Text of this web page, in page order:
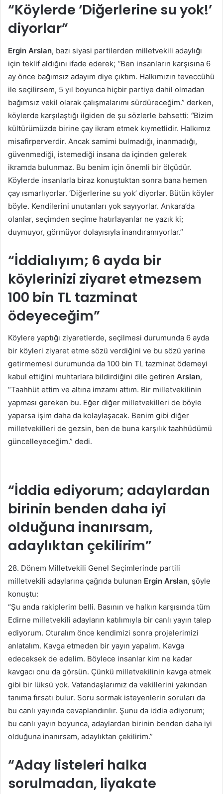
“Köylerde ‘Diğerlerine su yok!’
diyorlar”
Ergin Arslan, bazı siyasi partilerden milletvekili adaylığı
için teklif aldığını ifade ederek; “Ben insanların karşısına 6
ay önce bağımsız adayım diye çıktım. Halkımızın teveccühü
ile seçilirsem, 5 yıl boyunca hiçbir partiye dahil olmadan
bağımsız vekil olarak çalışmalarımı sürdüreceğim.” derken,
köylerde karşılaştığı ilgiden de şu sözlerle bahsetti: “Bizim
kültürümüzde birine çay ikram etmek kıymetlidir. Halkımız
misafirperverdir. Ancak samimi bulmadığı, inanmadığı,
güvenmediği, istemediği insana da içinden gelerek
ikramda bulunmaz. Bu benim için önemli bir ölçüdür.
Köylerde insanlarla biraz konuştuktan sonra bana hemen
çay ısmarlıyorlar. ‘Diğerlerine su yok’ diyorlar. Bütün köyler
böyle. Kendilerini unutanları yok sayıyorlar. Ankara’da
olanlar, seçimden seçime hatırlayanlar ne yazık ki;
duymuyor, görmüyor dolayısıyla inandıramıyorlar.”
“İddialıyım; 6 ayda bir
köylerinizi ziyaret etmezsem
100 bin TL tazminat
ödeyeceğim”
Köylere yaptığı ziyaretlerde, seçilmesi durumunda 6 ayda
bir köyleri ziyaret etme sözü verdiğini ve bu sözü yerine
getirmemesi durumunda da 100 bin TL tazminat ödemeyi
kabul ettiğini muhtarlara bildirdiğini dile getiren Arslan,
“Taahhüt ettim ve altına imzamı attım. Bir milletvekilinin
yapması gereken bu. Eğer diğer milletvekilleri de böyle
yaparsa işim daha da kolaylaşacak. Benim gibi diğer
milletvekilleri de gezsin, ben de buna karşılık taahhüdümü
güncelleyeceğim.” dedi.
“İddia ediyorum; adaylardan
birinin benden daha iyi
olduğuna inanırsam,
adaylıktan çekilirim”
28. Dönem Milletvekili Genel Seçimlerinde partili
milletvekili adaylarına çağrıda bulunan Ergin Arslan, şöyle
konuştu:
“Şu anda rakiplerim belli. Basının ve halkın karşısında tüm
Edirne milletvekili adayların katılımıyla bir canlı yayın talep
ediyorum. Oturalım önce kendimizi sonra projelerimizi
anlatalım. Kavga etmeden bir yayın yapalım. Kavga
edeceksek de edelim. Böylece insanlar kim ne kadar
kavgacı onu da görsün. Çünkü milletvekilinin kavga etmek
gibi bir lüksü yok. Vatandaşlarımız da vekillerini yakından
tanıma fırsatı bulur. Soru sormak isteyenlerin soruları da
bu canlı yayında cevaplandırılır. Şunu da iddia ediyorum;
bu canlı yayın boyunca, adaylardan birinin benden daha iyi
olduğuna inanırsam, adaylıktan çekilirim.”
“Aday listeleri halka
sorulmadan, liyakate